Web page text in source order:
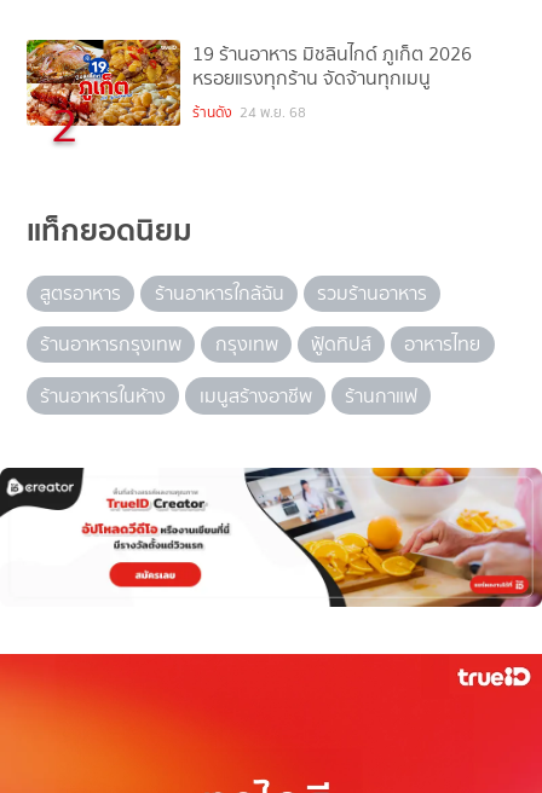
2
19 ร้านอาหาร มิชลินไกด์ ภูเก็ต 2026
หรอยแรงทุกร้าน จัดจ้านทุกเมนู
ร้านดัง 24 พ.ย. 68
แท็กยอดนิยม
สูตรอาหาร ร้านอาหารใกล้ฉัน
รวมร้านอาหาร
ร้านอาหารกรุงเทพ
กรุงเทพ ฟู้ดทิปส์
อาหารไทย
ร้านอาหารในห้าง
เมนูสร้างอาชีพ ร้านกาแฟ